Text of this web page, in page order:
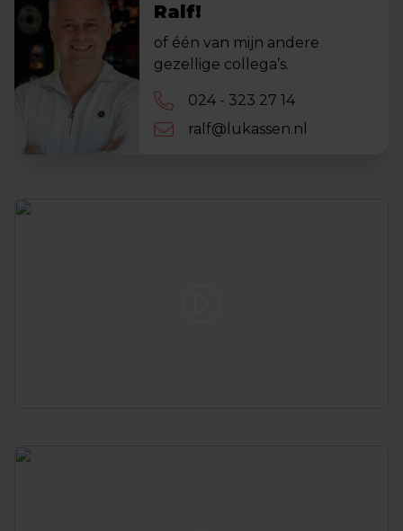
Ralf!
of één van mijn andere
gezellige collega’s.
024 - 323 27 14
ralf@lukassen.nl